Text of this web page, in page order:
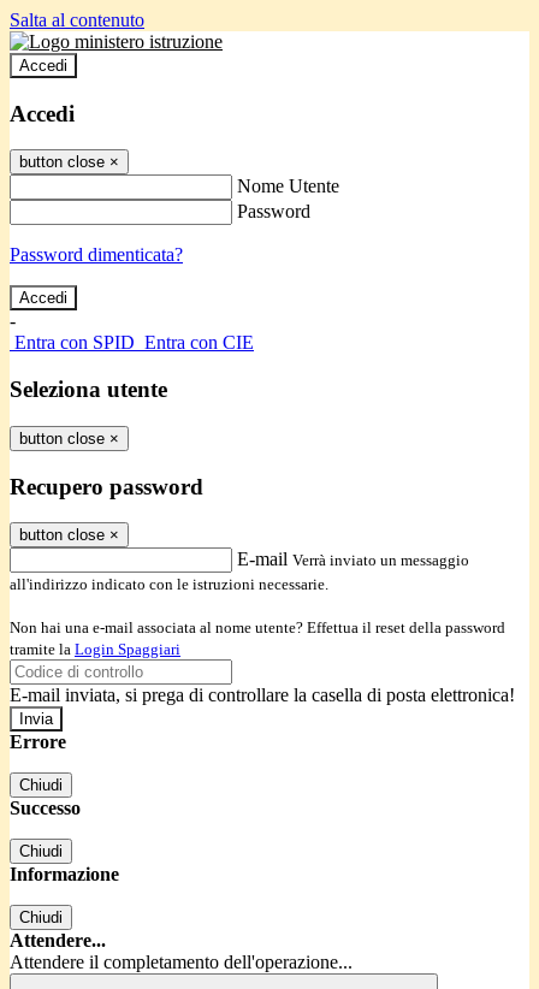
Salta al contenuto
Accedi
Accedi
button close ×
Nome Utente
Password
Password dimenticata?
-
Entra con SPID Entra con CIE
Seleziona utente
button close ×
Recupero password
button close ×
E-mail Verrà inviato un messaggio
all'indirizzo indicato con le istruzioni necessarie.
Non hai una e-mail associata al nome utente? Effettua il reset della password
tramite la Login Spaggiari
E-mail inviata, si prega di controllare la casella di posta elettronica!
Errore
Chiudi
Successo
Chiudi
Informazione
Chiudi
Attendere...
Attendere il completamento dell'operazione...